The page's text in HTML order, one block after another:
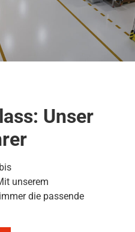
Unser
unserem
die passende